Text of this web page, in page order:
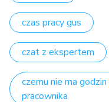
czas pracy gus
czat z ekspertem
czemu nie ma
pracownika